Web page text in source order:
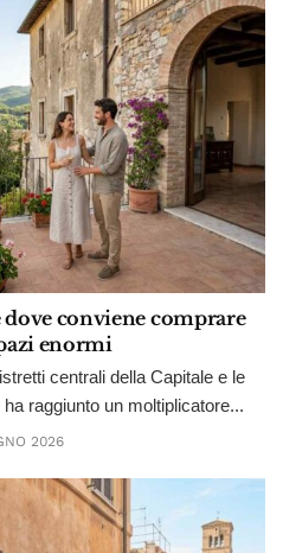
conviene comprare
enormi
centrali della Capitale e le
raggiunto un moltiplicatore...
2026